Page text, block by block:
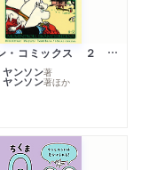
ムーミン・コミックス ２ あこがれの遠い土地
ヤンソン著
ヤンソン著ほか